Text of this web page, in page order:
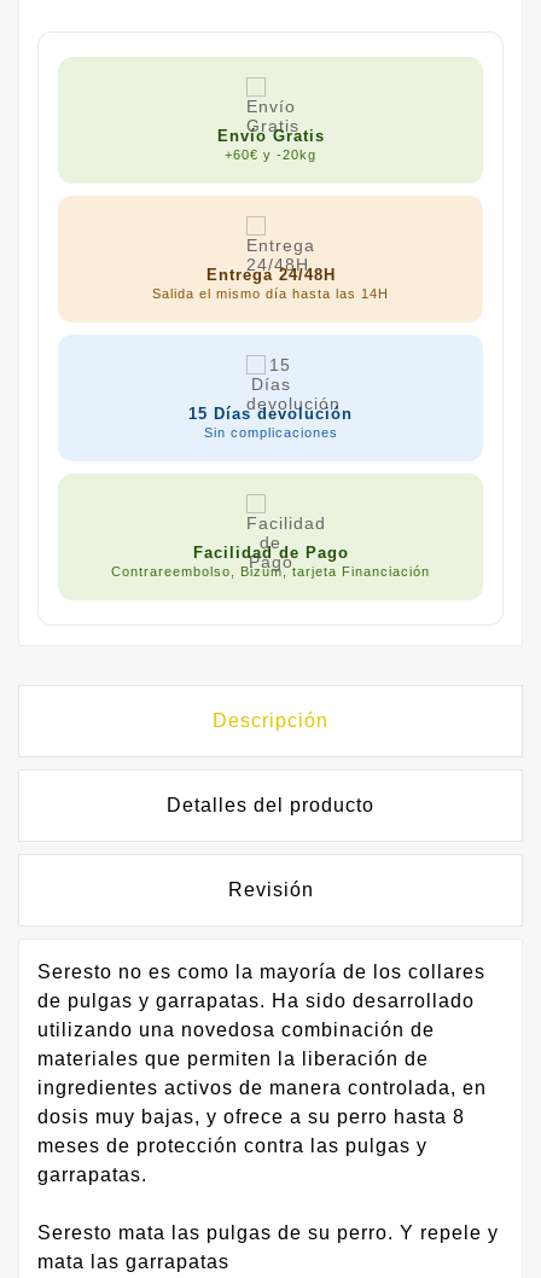
Envío Gratis
+60€ y -20kg
Entrega 24/48H
Salida el mismo día hasta las 14H
15 Días devolución
Sin complicaciones
Facilidad de Pago
Contrareembolso, Bizum, tarjeta Financiación
Descripción
Detalles del producto
Revisión
Seresto no es como la mayoría de los collares
de pulgas y garrapatas. Ha sido desarrollado
utilizando una novedosa combinación de
materiales que permiten la liberación de
ingredientes activos de manera controlada, en
dosis muy bajas, y ofrece a su perro hasta 8
meses de protección contra las pulgas y
garrapatas.
Seresto mata las pulgas de su perro. Y repele y
mata las garrapatas